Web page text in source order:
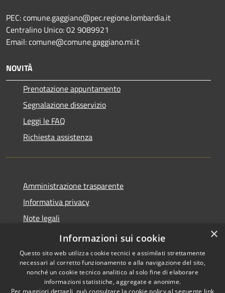
PEC: comune.gaggiano@pec.regione.lombardia.it
Centralino Unico: 02 9089921
Email: comune@comune.gaggiano.mi.it
NOVITÀ
Prenotazione appuntamento
Segnalazione disservizio
Leggi le FAQ
Richiesta assistenza
Amministrazione trasparente
Informativa privacy
Note legali
Dichiarazione di accessibilità
Copyright © 2026 • Comune di
×
Informazioni sui cookie
Questo sito web utilizza cookie tecnici e assimilati strettamente
necessari al corretto funzionamento e alla navigazione del sito,
nonché un cookie tecnico analitico al solo fine di elaborare
informazioni statistiche, aggregate e anonime.
Per maggiori dettagli, può consultare la cookie policy al seguente link